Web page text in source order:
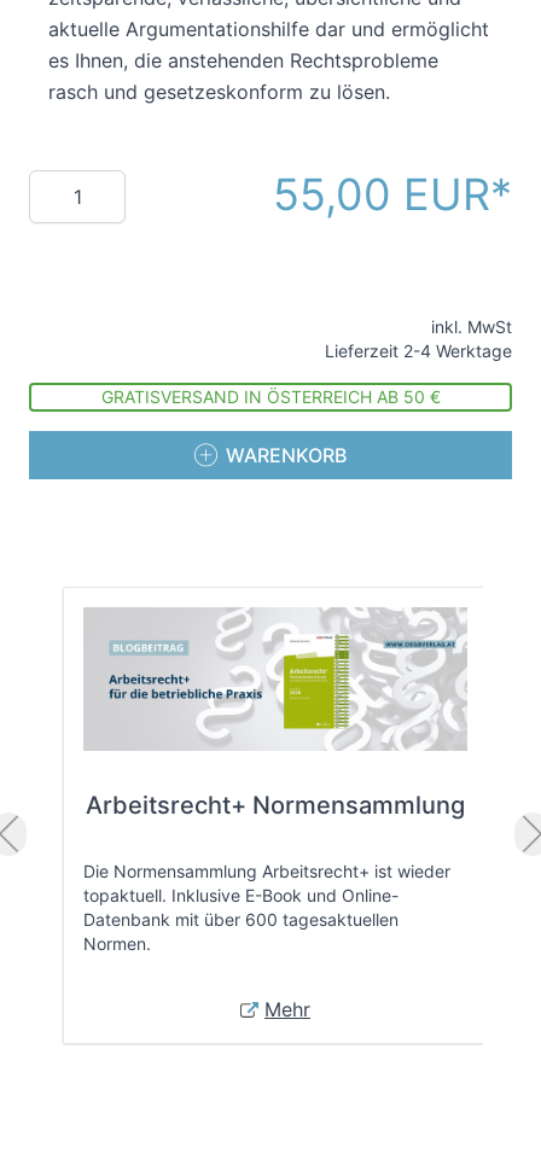
aktuelle Argumentationshilfe dar und ermöglicht
es Ihnen, die anstehenden Rechtsprobleme
rasch und gesetzeskonform zu lösen.
Menge 55,00 EUR
inkl. MwSt
Lieferzeit 2-4 Werktage
GRATISVERSAND IN ÖSTERREICH AB 50 €
WARENKORB
Arbeitsrecht+ Normensammlung
Die Normensammlung Arbeitsrecht+ ist wieder
topaktuell. Inklusive E-Book und Online-
Datenbank mit über 600 tagesaktuellen
Normen.
Mehr